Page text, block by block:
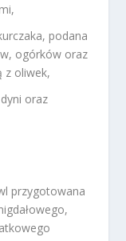
podana
ogórków oraz
z oliwek,
oraz
przygotowana